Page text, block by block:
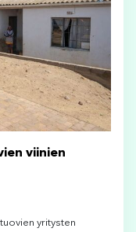
viinien
yritysten